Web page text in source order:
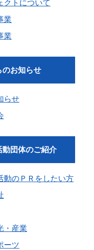
クトについて
業
業
のお知らせ
らせ
動団体のご紹介
動のＰＲをしたい方
・産業
ーツ